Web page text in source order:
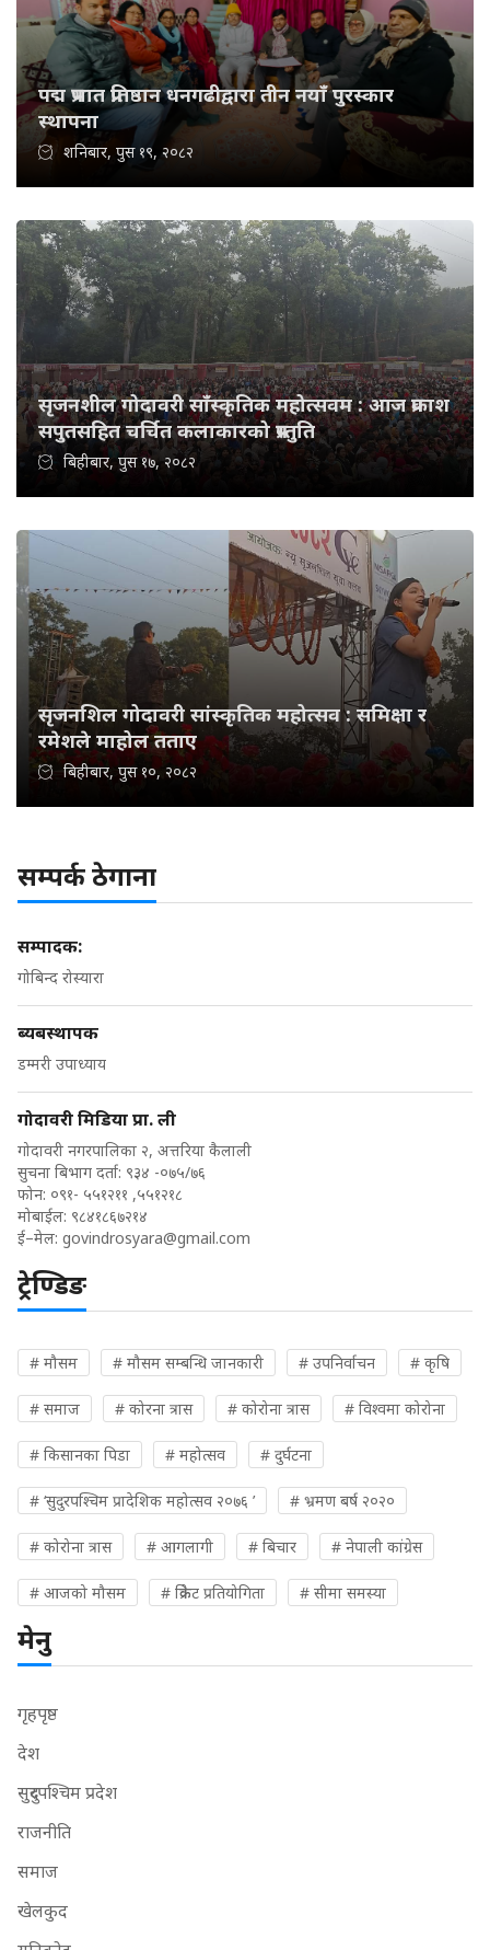
पद्म प्रभात प्रतिष्ठान धनगढीद्वारा तीन नयाँ पुरस्कार
स्थापना
शनिबार, पुस १९, २०८२
सृजनशील गोदावरी साँस्कृतिक महोत्सवम : आज प्रकाश
सपुतसहित चर्चित कलाकारको प्रस्तुति
बिहीबार, पुस १७, २०८२
सृजनशिल गोदावरी सांस्कृतिक महोत्सव : समिक्षा र
रमेशले माहोल तताए
बिहीबार, पुस १०, २०८२
सम्पर्क ठेगाना
सम्पादक:
गोबिन्द रोस्यारा
ब्यबस्थापक
डम्मरी उपाध्याय
गोदावरी मिडिया प्रा. ली
गोदावरी नगरपालिका २, अत्तरिया कैलाली
सुचना बिभाग दर्ता: ९३४ -०७५/७६
फोन: ०९१- ५५१२११ ,५५१२१८
मोबाईल: ९८४१८६७२१४
ई–मेल: govindrosyara@gmail.com
ट्रेण्डिङ
# मौसम # मौसम सम्बन्धि जानकारी # उपनिर्वाचन # कृषि
# समाज # कोरना त्रास # कोरोना त्रास # विश्वमा कोरोना
# किसानका पिडा # महोत्सव # दुर्घटना
# ‘सुदुरपश्चिम प्रादेशिक महोत्सव २०७६ ’ # भ्रमण बर्ष २०२०
# कोरोना त्रास # आगलागी # बिचार # नेपाली कांग्रेस
# आजको मौसम # क्रिकेट प्रतियोगिता # सीमा समस्या
मेनु
गृहपृष्ठ
देश
सुदुरपश्चिम प्रदेश
राजनीति
समाज
खेलकुद